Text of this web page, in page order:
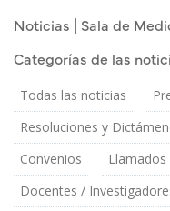
Noticias | Sala de
Categorías de las
Todas las noticias
Resoluciones y
Convenios
Llamados
Docentes /
Publicado el Domingo 24 Julio,